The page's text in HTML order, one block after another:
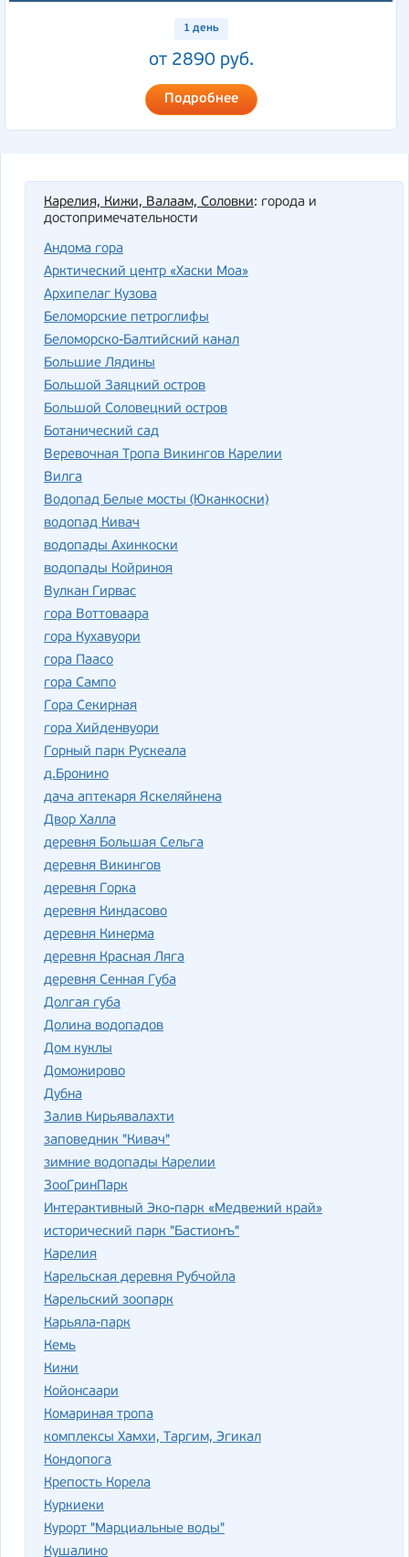
1 день
от 2890 руб.
Подробнее
Карелия, Кижи, Валаам, Соловки: города и
достопримечательности
Андома гора
Арктический центр «Хаски Моа»
Архипелаг Кузова
Беломорские петроглифы
Беломорско-Балтийский канал
Большие Лядины
Большой Заяцкий остров
Большой Соловецкий остров
Ботанический сад
Веревочная Тропа Викингов Карелии
Вилга
Водопад Белые мосты (Юканкоски)
водопад Кивач
водопады Ахинкоски
водопады Койриноя
Вулкан Гирвас
гора Воттоваара
гора Кухавуори
гора Паасо
гора Сампо
Гора Секирная
гора Хийденвуори
Горный парк Рускеала
д.Бронино
дача аптекаря Яскеляйнена
Двор Халла
деревня Большая Сельга
деревня Викингов
деревня Горка
деревня Киндасово
деревня Кинерма
деревня Красная Ляга
деревня Сенная Губа
Долгая губа
Долина водопадов
Дом куклы
Доможирово
Дубна
Залив Кирьявалахти
заповедник "Кивач"
зимние водопады Карелии
ЗооГринПарк
Интерактивный Эко-парк «Медвежий край»
исторический парк "Бастионъ"
Карелия
Карельская деревня Рубчойла
Карельский зоопарк
Карьяла-парк
Кемь
Кижи
Койонсаари
Комариная тропа
комплексы Хамхи, Таргим, Эгикал
Кондопога
Крепость Корела
Куркиеки
Курорт "Марциальные воды"
Кушалино